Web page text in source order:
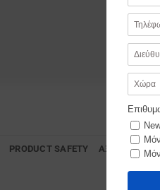
PRODUCT SAFETY